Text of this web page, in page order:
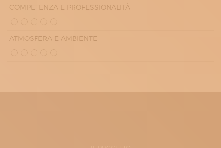
COMPETENZA E PROFESSIONALITÀ
ATMOSFERA E AMBIENTE